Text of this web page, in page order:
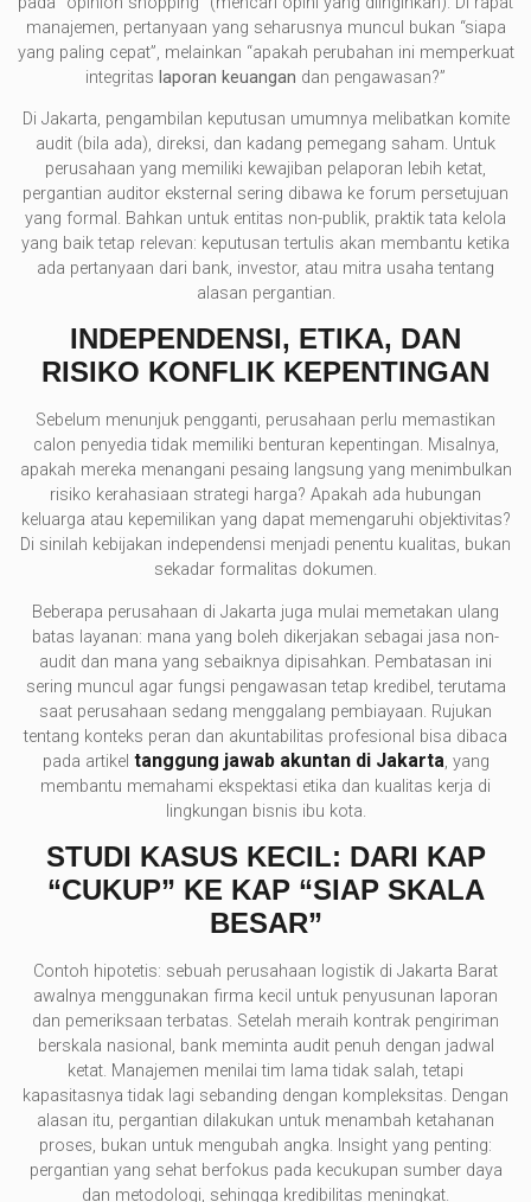
manajemen, pertanyaan yang seharusnya muncul bukan “siapa
yang paling cepat”, melainkan “apakah perubahan ini memperkuat
integritas laporan keuangan dan pengawasan?”
Di Jakarta, pengambilan keputusan umumnya melibatkan komite
audit (bila ada), direksi, dan kadang pemegang saham. Untuk
perusahaan yang memiliki kewajiban pelaporan lebih ketat,
pergantian auditor eksternal sering dibawa ke forum persetujuan
yang formal. Bahkan untuk entitas non-publik, praktik tata kelola
yang baik tetap relevan: keputusan tertulis akan membantu ketika
ada pertanyaan dari bank, investor, atau mitra usaha tentang
alasan pergantian.
INDEPENDENSI, ETIKA, DAN
RISIKO KONFLIK KEPENTINGAN
Sebelum menunjuk pengganti, perusahaan perlu memastikan
calon penyedia tidak memiliki benturan kepentingan. Misalnya,
apakah mereka menangani pesaing langsung yang menimbulkan
risiko kerahasiaan strategi harga? Apakah ada hubungan
keluarga atau kepemilikan yang dapat memengaruhi objektivitas?
Di sinilah kebijakan independensi menjadi penentu kualitas, bukan
sekadar formalitas dokumen.
Beberapa perusahaan di Jakarta juga mulai memetakan ulang
batas layanan: mana yang boleh dikerjakan sebagai jasa non-
audit dan mana yang sebaiknya dipisahkan. Pembatasan ini
sering muncul agar fungsi pengawasan tetap kredibel, terutama
saat perusahaan sedang menggalang pembiayaan. Rujukan
tentang konteks peran dan akuntabilitas profesional bisa dibaca
pada artikel tanggung jawab akuntan di Jakarta, yang
membantu memahami ekspektasi etika dan kualitas kerja di
lingkungan bisnis ibu kota.
STUDI KASUS KECIL: DARI KAP
“CUKUP” KE KAP “SIAP SKALA
BESAR”
Contoh hipotetis: sebuah perusahaan logistik di Jakarta Barat
awalnya menggunakan firma kecil untuk penyusunan laporan
dan pemeriksaan terbatas. Setelah meraih kontrak pengiriman
berskala nasional, bank meminta audit penuh dengan jadwal
ketat. Manajemen menilai tim lama tidak salah, tetapi
kapasitasnya tidak lagi sebanding dengan kompleksitas. Dengan
alasan itu, pergantian dilakukan untuk menambah ketahanan
proses, bukan untuk mengubah angka. Insight yang penting:
pergantian yang sehat berfokus pada kecukupan sumber daya
dan metodologi, sehingga kredibilitas meningkat.